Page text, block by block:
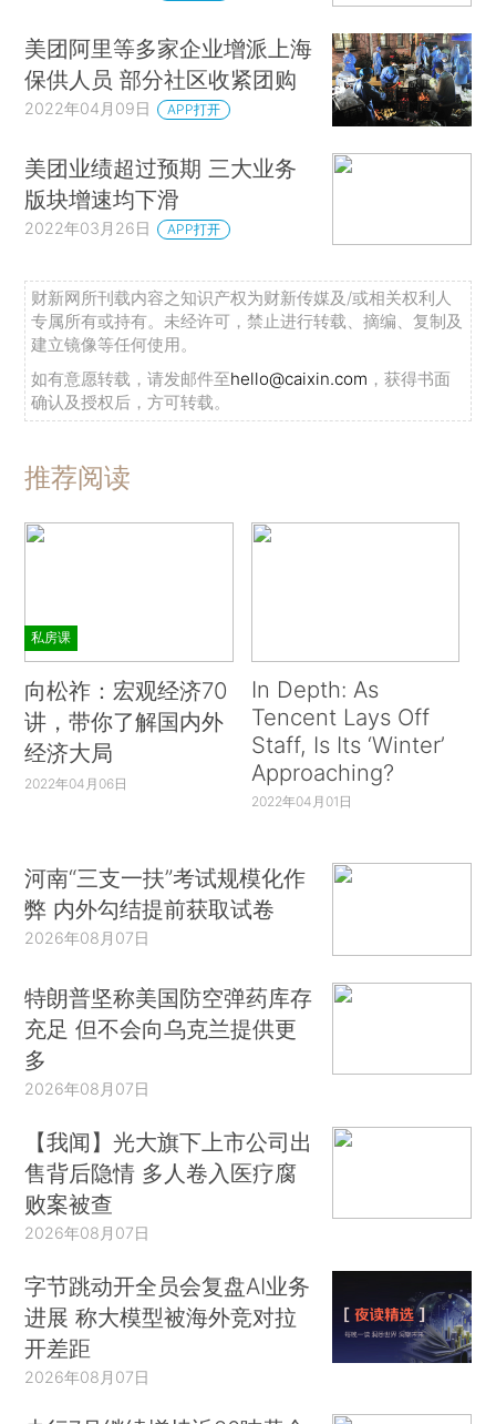
美团阿里等多家企业增派上海
保供人员 部分社区收紧团购
2022年04月09日 APP打开
美团业绩超过预期 三大业务
版块增速均下滑
2022年03月26日 APP打开
财新网所刊载内容之知识产权为财新传媒及/或相关权利人
专属所有或持有。未经许可，禁止进行转载、摘编、复制及
建立镜像等任何使用。
如有意愿转载，请发邮件至hello@caixin.com ，获得书面
确认及授权后，方可转载。
推荐阅读
私房课
向松祚：宏观经济70
讲，带你了解国内外
经济大局
2022年04月06日
In Depth: As
Tencent Lays Off
Staff, Is Its ‘Winter’
Approaching?
2022年04月01日
河南“三支一扶”考试规模化作
弊 内外勾结提前获取试卷
2026年08月07日
特朗普坚称美国防空弹药库存
充足 但不会向乌克兰提供更
多
2026年08月07日
【我闻】光大旗下上市公司出
售背后隐情 多人卷入医疗腐
败案被查
2026年08月07日
字节跳动开全员会复盘AI业务
进展 称大模型被海外竞对拉
开差距
2026年08月07日